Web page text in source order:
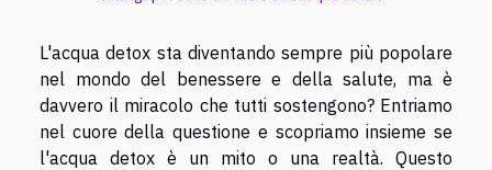
L'acqua detox sta diventando sempre più popolare
nel mondo del benessere e della salute, ma è
davvero il miracolo che tutti sostengono? Entriamo
nel cuore della questione e scopriamo insieme se
l'acqua detox è un mito o una realtà. Questo